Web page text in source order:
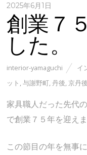
2025年6月1日
創業７
した。
interior-yamaguchi イ
ット ,与謝野町 ,丹後 ,京丹後
家具職人だった先代
で創業７５年を迎えま
この節目の年を無事